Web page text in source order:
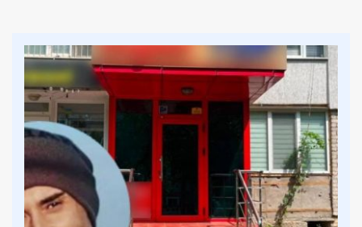
меншою митною вартістю (тканина,
ДСП, цегла).
У другому випадку службові особи митного
посту, на підставі підроблених документів,
забезпечували безчерговий пропуск вантажівок
без проведення митного огляду.
Після прибуття на склади підприємців,
високоліквідні товари вивантажували та
реалізовували, а товари прикриття доставляли